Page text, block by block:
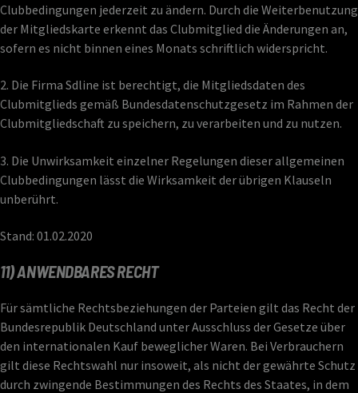
Clubbedingungen jederzeit zu ändern. Durch die Weiterbenutzung
der Mitgliedskarte erkennt das Clubmitglied die Änderungen an,
sofern es nicht binnen eines Monats schriftlich widerspricht.
2. Die Firma Sdline ist berechtigt, die Mitgliedsdaten des
Clubmitglieds gemäß Bundesdatenschutzgesetz im Rahmen der
Clubmitgliedschaft zu speichern, zu verarbeiten und zu nutzen.
3. Die Unwirksamkeit einzelner Regelungen dieser allgemeinen
Clubbedingungen lässt die Wirksamkeit der übrigen Klauseln
unberührt.
Stand: 01.02.2020
11) ANWENDBARES RECHT
Für sämtliche Rechtsbeziehungen der Parteien gilt das Recht der
Bundesrepublik Deutschland unter Ausschluss der Gesetze über
den internationalen Kauf beweglicher Waren. Bei Verbrauchern
gilt diese Rechtswahl nur insoweit, als nicht der gewährte Schutz
durch zwingende Bestimmungen des Rechts des Staates, in dem